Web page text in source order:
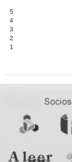
5
4
3
2
1